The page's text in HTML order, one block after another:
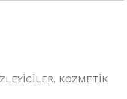
, KOZMETİK